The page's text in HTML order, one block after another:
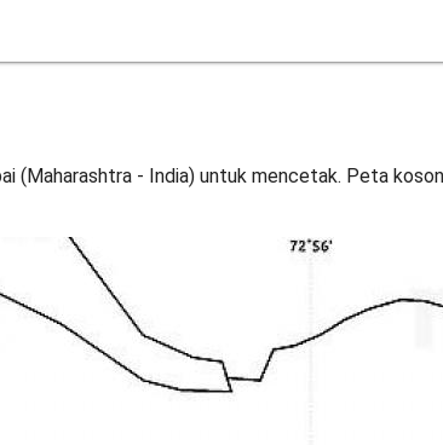
(Maharashtra - India) untuk mencetak. Peta